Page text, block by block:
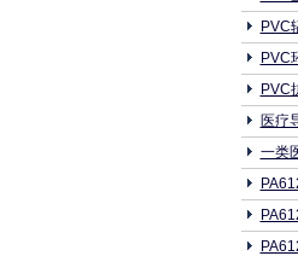
PVC
PVC
PVC
医疗
一类